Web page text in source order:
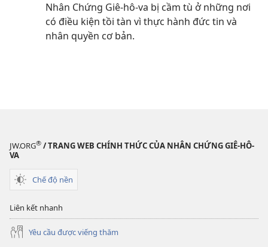
Nhân Chứng Giê-hô-va bị cầm tù ở những nơi
có điều kiện tồi tàn vì thực hành đức tin và
nhân quyền cơ bản.
JW.ORG® / TRANG WEB CHÍNH THỨC CỦA NHÂN CHỨNG GIÊ-HÔ-
VA
Chế độ nền
Liên kết nhanh
Yêu cầu được viếng thăm